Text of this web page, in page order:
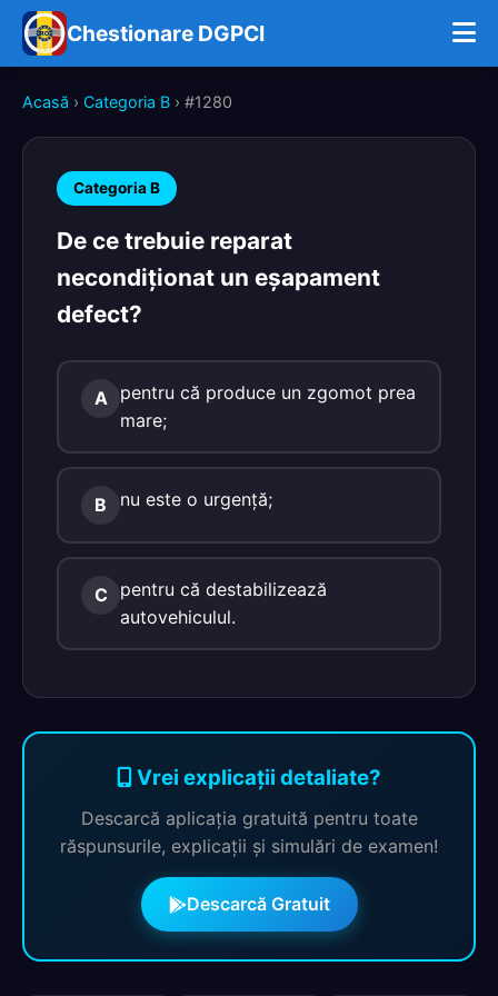
Chestionare DGPCI
Acasă › Categoria B › #1280
Categoria B
De ce trebuie reparat
necondiţionat un eşapament
defect?
A
pentru că produce un zgomot prea
mare;
B nu este o urgenţă;
C
pentru că destabilizează
autovehiculul.
Vrei explicații detaliate?
Descarcă aplicația gratuită pentru toate
răspunsurile, explicații și simulări de examen!
Descarcă Gratuit